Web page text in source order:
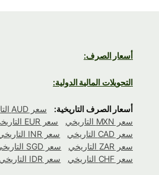
أسعار الصرف:
التحويلات المالية الدولية:
أسعار الصرف التاريخية: سعر AUD التاريخي
سعر MXN التاريخي
سعر EUR التاريخي
سعر CAD التاريخي
سعر INR التاريخي
سعر ZAR التاريخي
سعر SGD التاريخي
سعر CHF التاريخي
سعر IDR التاريخي